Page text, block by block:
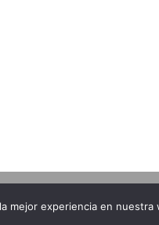
mejor experiencia en